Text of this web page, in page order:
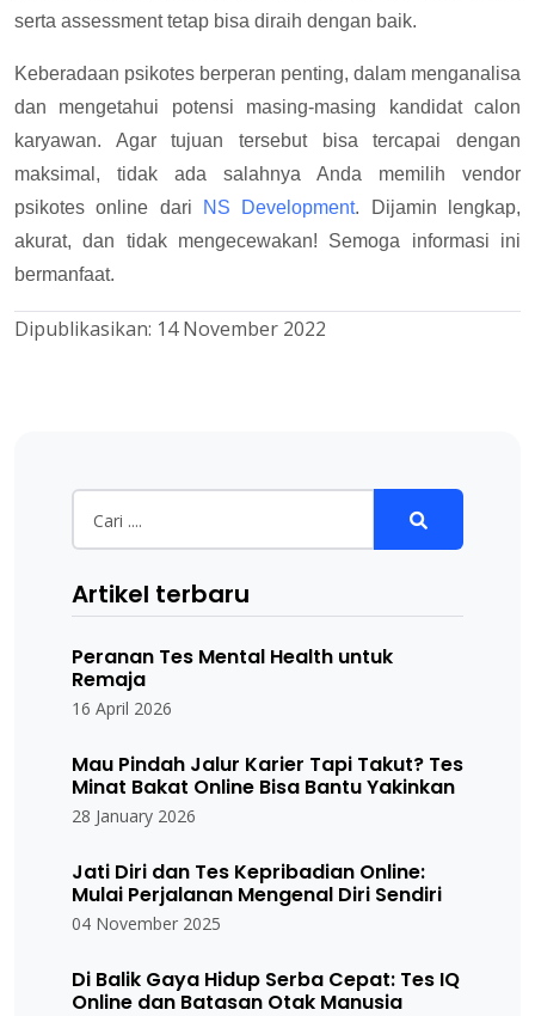
serta assessment tetap bisa diraih dengan baik.
Keberadaan psikotes berperan penting, dalam menganalisa
dan mengetahui potensi masing-masing kandidat calon
karyawan. Agar tujuan tersebut bisa tercapai dengan
maksimal, tidak ada salahnya Anda memilih vendor
psikotes online dari
NS Development. Dijamin lengkap,
akurat, dan tidak mengecewakan! Semoga informasi ini
bermanfaat.
Dipublikasikan: 14 November 2022
Artikel terbaru
Peranan Tes Mental Health untuk
Remaja
16 April 2026
Mau Pindah Jalur Karier Tapi Takut? Tes
Minat Bakat Online Bisa Bantu Yakinkan
28 January 2026
Jati Diri dan Tes Kepribadian Online:
Mulai Perjalanan Mengenal Diri Sendiri
04 November 2025
Di Balik Gaya Hidup Serba Cepat: Tes IQ
Online dan Batasan Otak Manusia